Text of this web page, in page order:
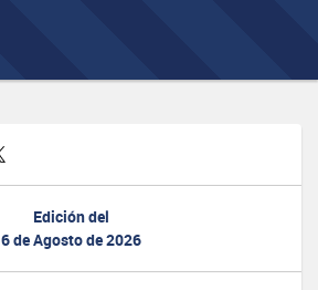
Edición del
6 de Agosto de 2026